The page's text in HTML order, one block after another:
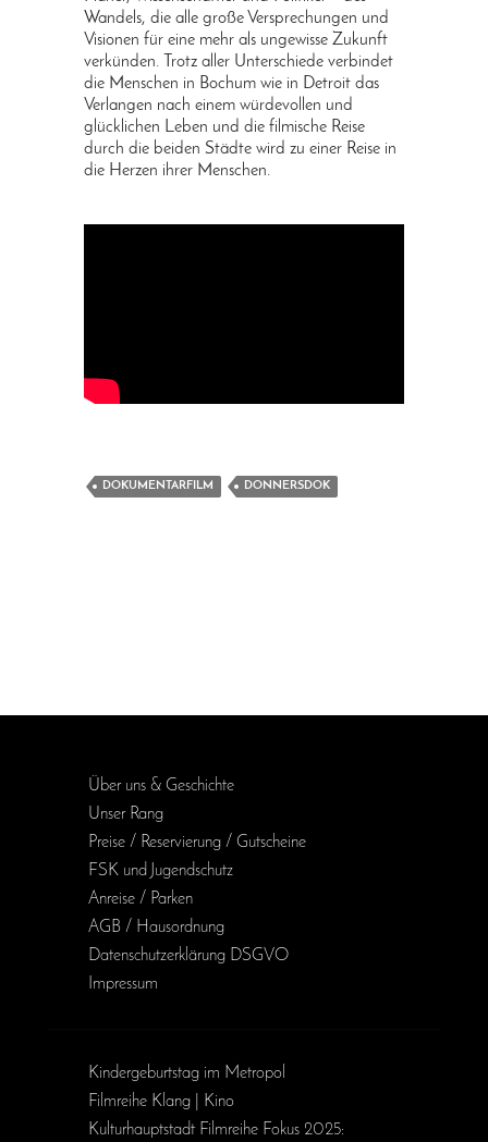
Wandels, die alle große Versprechungen und
Visionen für eine mehr als ungewisse Zukunft
verkünden. Trotz aller Unterschiede verbindet
die Menschen in Bochum wie in Detroit das
Verlangen nach einem würdevollen und
glücklichen Leben und die filmische Reise
durch die beiden Städte wird zu einer Reise in
die Herzen ihrer Menschen.
DOKUMENTARFILM DONNERSDOK
Über uns & Geschichte
Unser Rang
Preise / Reservierung / Gutscheine
FSK und Jugendschutz
Anreise / Parken
AGB / Haus­ordnung
Daten­schutz­erklärung DSGVO
Impressum
Kinder­geburts­tag im Metropol
Filmreihe Klang | Kino
Kulturhauptstadt Filmreihe Fokus 2025: